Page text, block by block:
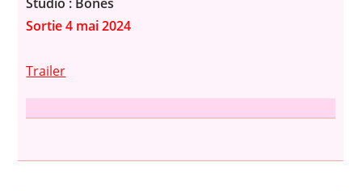
Studio : Bones
Sortie4 mai 2024
Trailer